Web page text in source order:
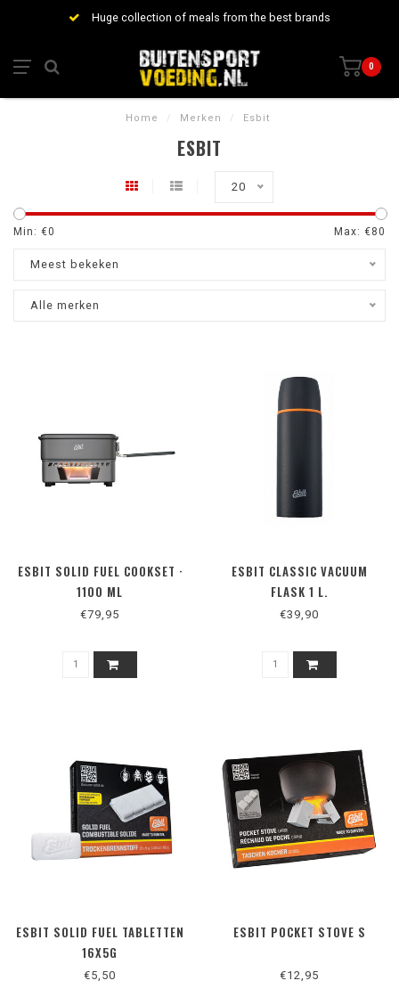
Huge collection of meals from the best brands
0
Home / Merken / Esbit
ESBIT
20
Min: €0 Max: €80
Meest bekeken
Alle merken
ESBIT SOLID FUEL COOKSET ·
1100 ML
€79,95
ESBIT CLASSIC VACUUM
FLASK 1 L.
€39,90
ESBIT SOLID FUEL TABLETTEN
16X5G
€5,50
ESBIT POCKET STOVE S
€12,95